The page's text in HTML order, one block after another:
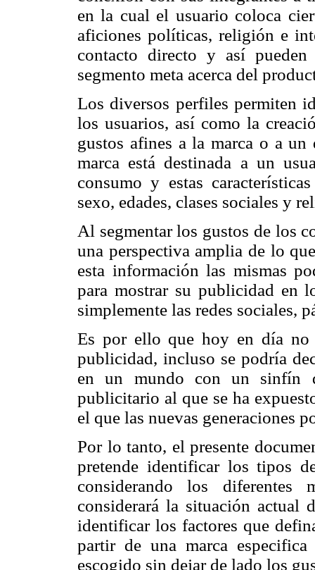
en la cual el usuario coloca
aficiones políticas, religión e
contacto directo y así
segmento meta acerca del
Los diversos perfiles permiten
los usuarios, así como la
gustos afines a la marca o a
marca está destinada a un
consumo y estas
sexo, edades, clases sociales y
Al segmentar los gustos de los
una perspectiva amplia de lo
esta información las mismas
para mostrar su publicidad en
simplemente las redes sociales,
Es por ello que hoy en día no
publicidad, incluso se podría
en un mundo con un sinfín
publicitario al que se ha
el que las nuevas generaciones
Por lo tanto, el presente
pretende identificar los tipos
considerando los diferentes
considerará la situación actual
identificar los factores que
partir de una marca
escogido sin dejar de lado los